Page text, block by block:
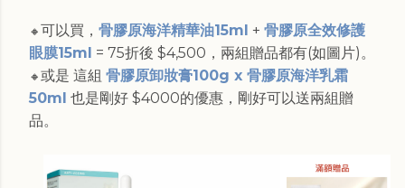
🔸 可以買， 骨膠原海洋精華油15ml + 骨膠原全效修護
眼膜15ml = 75折後 $4,500，兩組贈品都有(如圖片)。
🔸 或是 這組 骨膠原卸妝膏100g x 骨膠原海洋乳霜
50ml 也是剛好 $4000的優惠，剛好可以送兩組贈
品。